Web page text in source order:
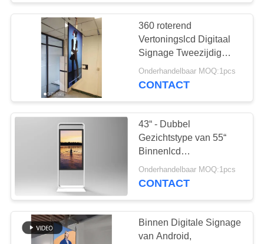
De muur zette
Digitale Signage op
LCD de Kiosk van
het
Aanrakingsscherm
20
360 roterend
Vertoningslcd Digitaal
Signage Tweezijdig
Plafond Hangend Type
van de Kabeldraad
Onderhandelbaar MOQ:1pcs
CONTACT
43“ - Dubbel
Gezichtstype van 55“
Binnenlcd
Kioskvertoningen met de
Verbindende Functie
Onderhandelbaar MOQ:1pcs
CONTACT
Binnen Digitale Signage
van Android,